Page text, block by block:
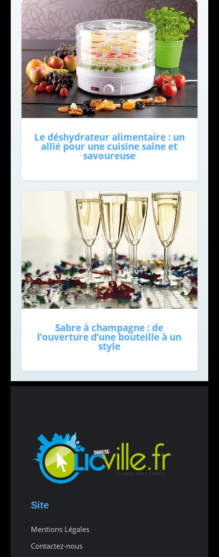
Le déshydrateur alimentaire : un
allié pour une cuisine saine et
savoureuse
Sabre à champagne : de
l’ouverture d’une bouteille à un
style
Site
Mentions Légales
Contactez-nous